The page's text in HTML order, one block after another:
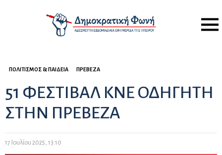
Menu
ΠΟΛΙΤΙΣΜΌΣ & ΠΑΙΔΕΊΑ ΠΡΈΒΕΖΑ
51 ΦΕΣΤΙΒΑΛ ΚΝΕ ΟΔΗΓΗΤΗ
ΣΤΗΝ ΠΡΕΒΕΖΑ
17 Ιουλίου 2025, 13:10